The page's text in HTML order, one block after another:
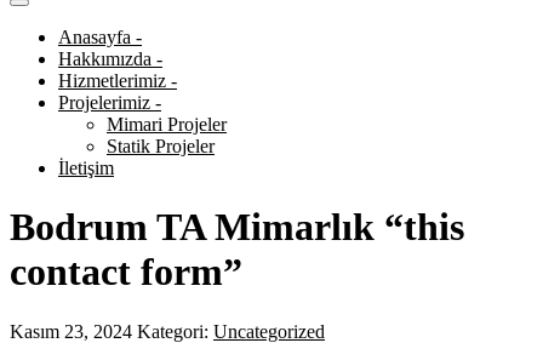
Anasayfa -
Hakkımızda -
Hizmetlerimiz -
Projelerimiz -
Mimari Projeler
Statik Projeler
İletişim
Bodrum TA Mimarlık “this
contact form”
Kasım 23, 2024 Kategori: Uncategorized